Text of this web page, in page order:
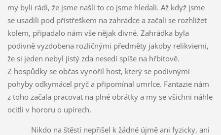
my byli rádi, že jsme našli to co jsme hledali. Až když jsme
se usadili pod přístřeškem na zahrádce a začali se rozhlížet
kolem, připadalo nám vše nějak divné. Zahrádka byla
podivně vyzdobena rozličnými předměty jakoby relikviemi,
že si jeden nebyl jistý zda nesedí spíše na hřbitově.
Z hospůdky se občas vynořil host, který se podivnými
pohyby odkymácel pryč a připomínal umrlce. Fantazie nám
z toho začala pracovat na plné obrátky a my se všichni náhle
ocitli v hororu o upírech.
Nikdo na štěstí nepřišel k žádné újmě ani fyzicky, ani